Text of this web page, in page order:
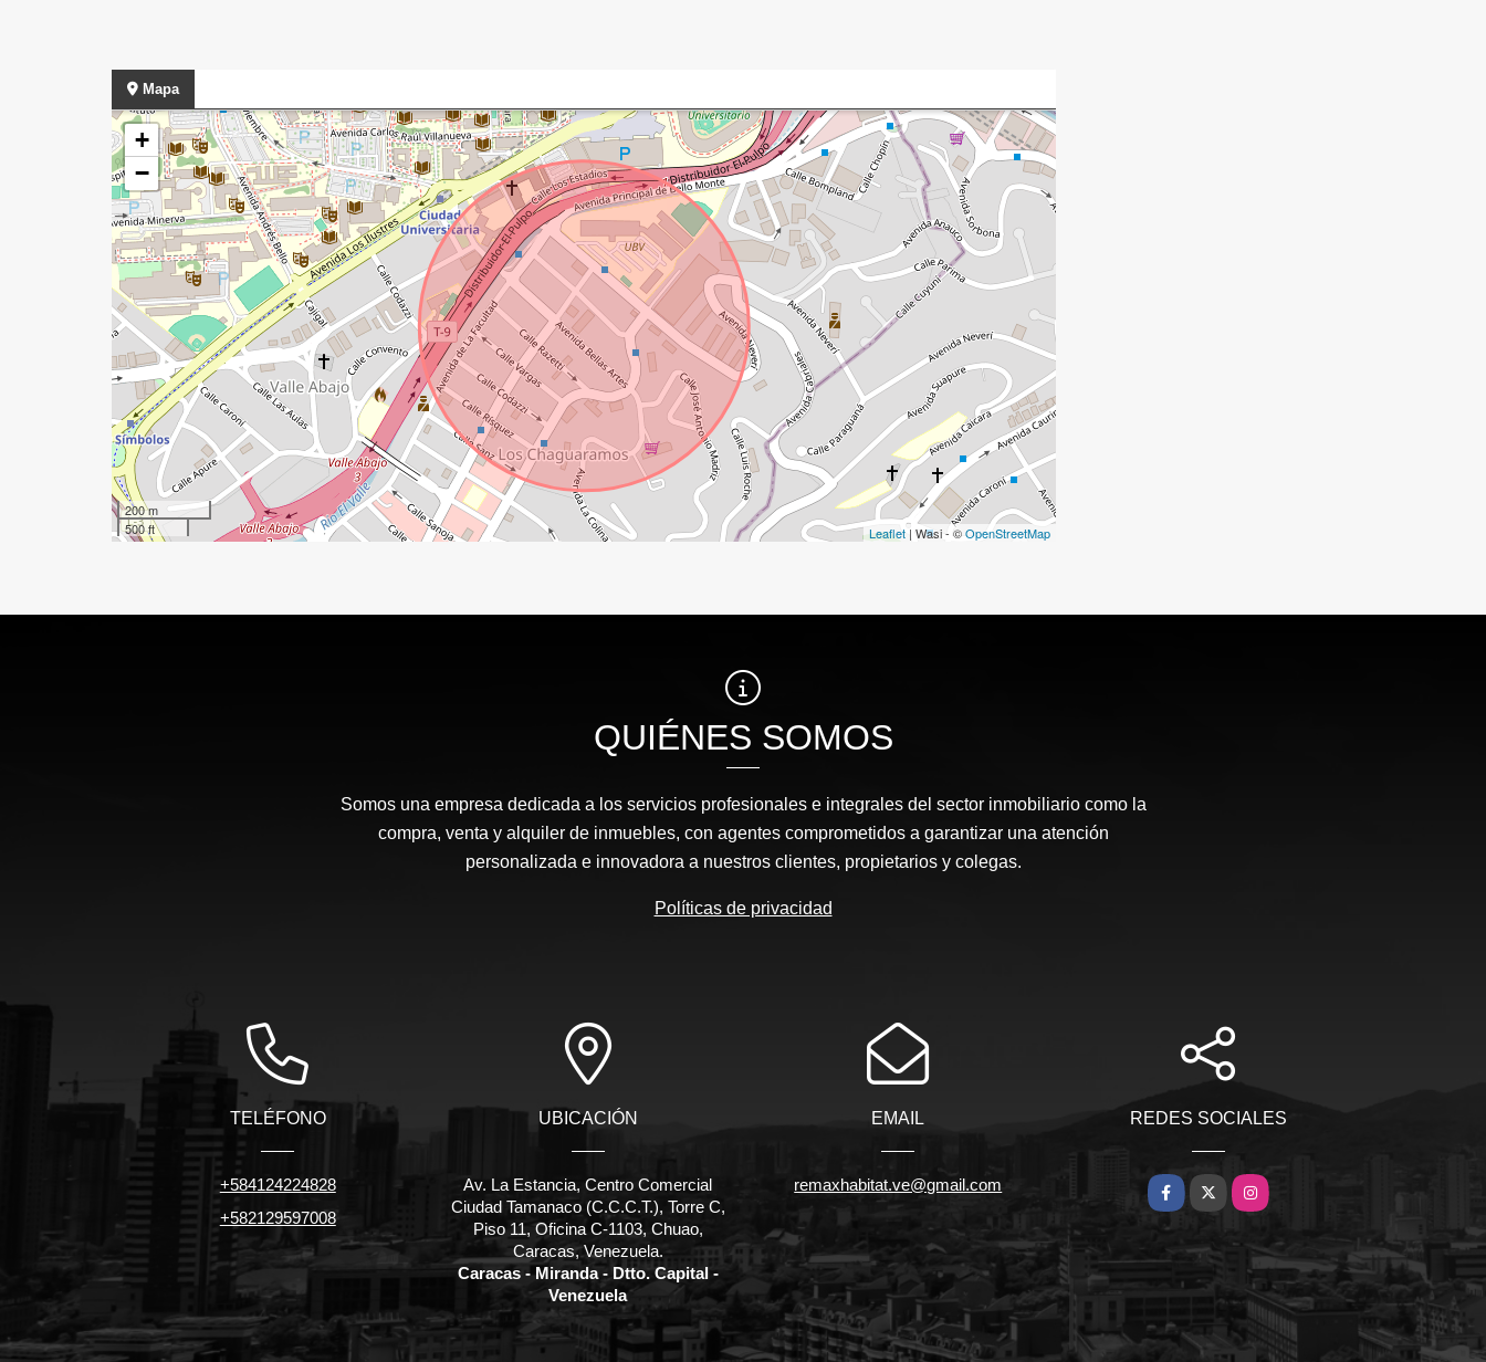
Mapa
+
−
200 m
500 ft
Leaflet | Wasi - ©OpenStreetMap
QUIÉNES SOMOS
Somos una empresa dedicada a los servicios profesionales e integrales del sector inmobiliario como la
compra, venta y alquiler de inmuebles, con agentes comprometidos a garantizar una atención
personalizada e innovadora a nuestros clientes, propietarios y colegas.
Políticas de privacidad
TELÉFONO
+584124224828
+582129597008
UBICACIÓN
Av. La Estancia, Centro Comercial
Ciudad Tamanaco (C.C.C.T.), Torre C,
Piso 11, Oficina C-1103, Chuao,
Caracas, Venezuela.
Caracas - Miranda - Dtto. Capital -
Venezuela
EMAIL
remaxhabitat.ve@gmail.com
REDES SOCIALES
Facebook
X Instagram